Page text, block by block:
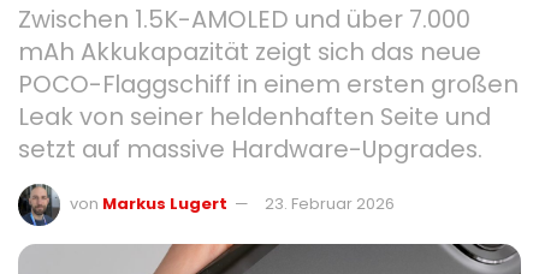
Zwischen 1.5K-AMOLED und über 7.000
mAh Akkukapazität zeigt sich das neue
POCO-Flaggschiff in einem ersten großen
Leak von seiner heldenhaften Seite und
setzt auf massive Hardware-Upgrades.
von Markus Lugert 23. Februar 2026